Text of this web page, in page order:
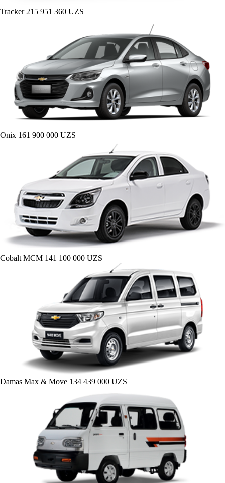
Tracker 215 951 360 UZS
Onix 161 900 000 UZS
Cobalt MCM 141 100 000 UZS
Damas Max & Move 134 439 000 UZS